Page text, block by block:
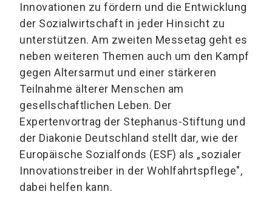
Innovationen zu fördern und die Entwicklung
der Sozialwirtschaft in jeder Hinsicht zu
unterstützen. Am zweiten Messetag geht es
neben weiteren Themen auch um den Kampf
gegen Altersarmut und einer stärkeren
Teilnahme älterer Menschen am
gesellschaftlichen Leben. Der
Expertenvortrag der Stephanus-Stiftung und
der Diakonie Deutschland stellt dar, wie der
Europäische Sozialfonds (ESF) als „sozialer
Innovationstreiber in der Wohlfahrtspflege",
dabei helfen kann.